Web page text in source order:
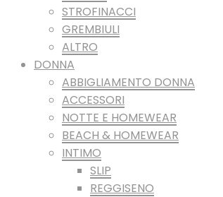
STROFINACCI
GREMBIULI
ALTRO
DONNA
ABBIGLIAMENTO DONNA
ACCESSORI
NOTTE E HOMEWEAR
BEACH & HOMEWEAR
INTIMO
SLIP
REGGISENO